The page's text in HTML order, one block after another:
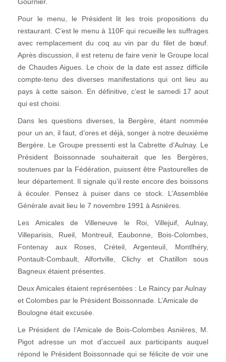
Pour le menu, le Président lit les trois propositions du
restaurant. C’est le menu à 110F qui recueille les suffrages
avec remplacement du coq au vin par du filet de bœuf.
Après discussion, il est retenu de faire venir le Groupe local
de Chaudes Aigues. Le choix de la date est assez difficile
compte-tenu des diverses manifestations qui ont lieu au
pays à cette saison. En définitive, c’est le samedi 17 aout
qui est choisi.
Dans les questions diverses, la Bergère, étant nommée
pour un an, il faut, d’ores et déjà, songer à notre deuxième
Bergère. Le Groupe pressenti est la Cabrette d’Aulnay. Le
Président Boissonnade souhaiterait que les Bergères,
soutenues par la Fédération, puissent être Pastourelles de
leur département. Il signale qu’il reste encore des boissons
à écouler. Pensez à puiser dans ce stock. L’Assemblée
Générale avait lieu le 7 novembre 1991 à Asnières.
Les Amicales de Villeneuve le Roi, Villejuif, Aulnay,
Villeparisis, Rueil, Montreuil, Eaubonne, Bois-Colombes,
Fontenay aux Roses, Créteil, Argenteuil, Montlhéry,
Pontault-Combault, Alfortville, Clichy et Chatillon sous
Bagneux étaient présentes.
Deux Amicales étaient représentées : Le Raincy par Aulnay
et Colombes par le Président Boissonnade. L’Amicale de
Boulogne était excusée.
Le Président de l’Amicale de Bois-Colombes Asnières, M.
Pigot adresse un mot d’accueil aux participants auquel
répond le Président Boissonnade qui se félicite de voir une